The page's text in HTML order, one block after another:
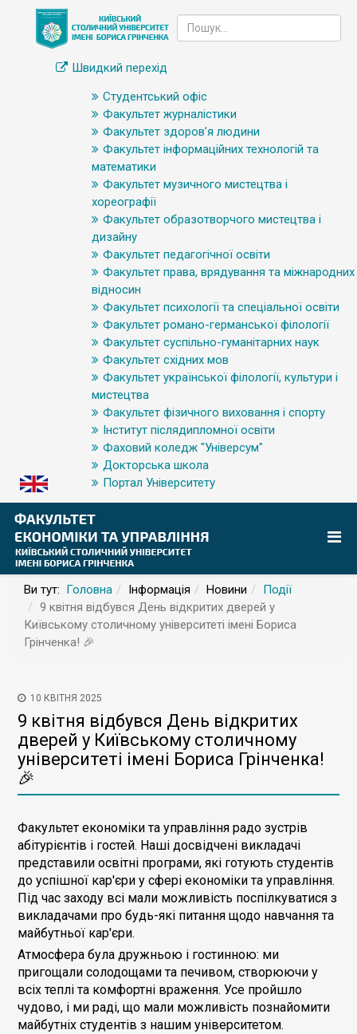
Швидкий перехід
Студентський офіс
Факультет журналістики
Факультет здоров’я людини
Факультет інформаційних технологій та
математики
Факультет музичного мистецтва і
хореографії
Факультет образотворчого мистецтва і
дизайну
Факультет педагогічної освіти
Факультет права, врядування та міжнародних
відносин
Факультет психології та спеціальної освіти
Факультет романо-германської філології
Факультет суспільно-гуманітарних наук
Факультет східних мов
Факультет української філології, культури і
мистецтва
Факультет фізичного виховання і спорту
Інститут післядипломної освіти
Фаховий коледж "Універсум"
Докторська школа
Портал Університету
Ви тут: Головна Інформація Новини
Події
9 квітня відбувся День відкритих дверей у
Київському столичному університеті імені Бориса
Грінченка! 🎉
10 КВІТНЯ 2025
9 квітня відбувся День відкритих
дверей у Київському столичному
університеті імені Бориса Грінченка!
🎉
Факультет економіки та управління радо зустрів
абітурієнтів і гостей. Наші досвідчені викладачі
представили освітні програми, які готують студентів
до успішної кар'єри у сфері економіки та управління.
Під час заходу всі мали можливість поспілкуватися з
викладачами про будь-які питання щодо навчання та
майбутньої кар'єри.
Атмосфера була дружньою і гостинною: ми
пригощали солодощами та печивом, створюючи у
всіх теплі та комфортні враження. Усе пройшло
чудово, і ми раді, що мали можливість познайомити
майбутніх студентів з нашим університетом.